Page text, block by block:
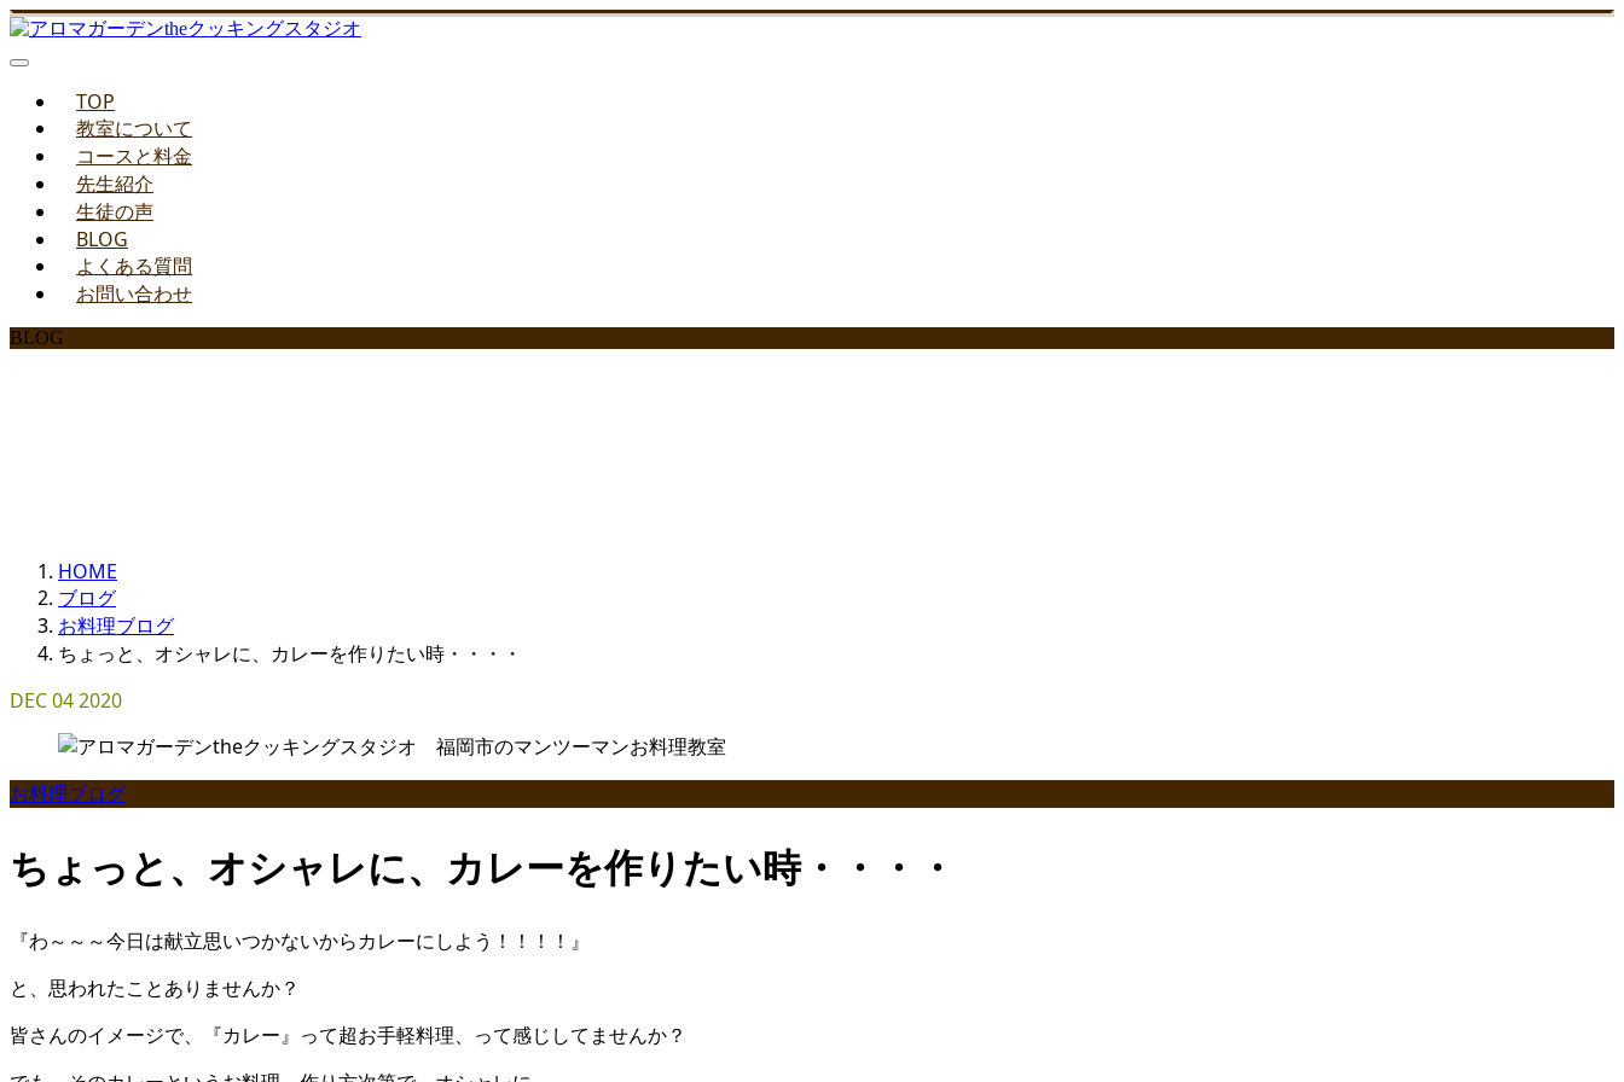
TOP
教室について
コースと料金
先生紹介
生徒の声
BLOG
よくある質問
お問い合わせ
BLOG
HOME
ブログ
お料理ブログ
ちょっと、オシャレに、カレーを作りたい時・・・・
DEC042020
お料理ブログ
ちょっと、オシャレに、カレーを作りたい時・・・・
『わ～～～今日は献立思いつかないからカレーにしよう！！！！』
と、思われたことありませんか？
皆さんのイメージで、『カレー』って超お手軽料理、って感じしてませんか？